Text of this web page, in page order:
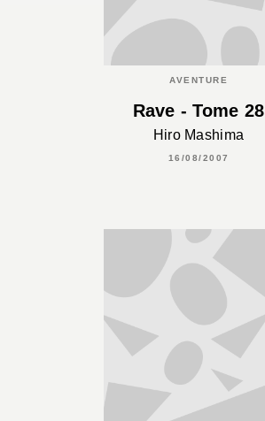
AVENTURE
Rave - Tome 28
Hiro Mashima
16/08/2007